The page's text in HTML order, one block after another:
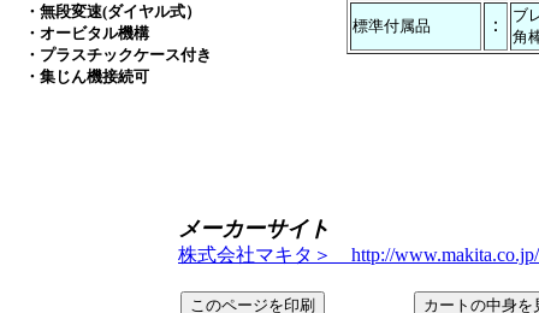
メーカーサイト
株式会社マキタ＞ http://www.makita.co.jp/
・無段変速(ダイヤル式）
・オービタル機構
・プラスチックケース付き
・集じん機接続可
標準付属品 ：
ブ
角